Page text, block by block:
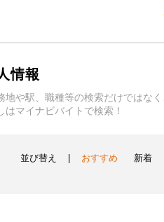
情報
や駅、職種等の検索だけではな
マイナビバイトで検索！
並び替え おすすめ 新着